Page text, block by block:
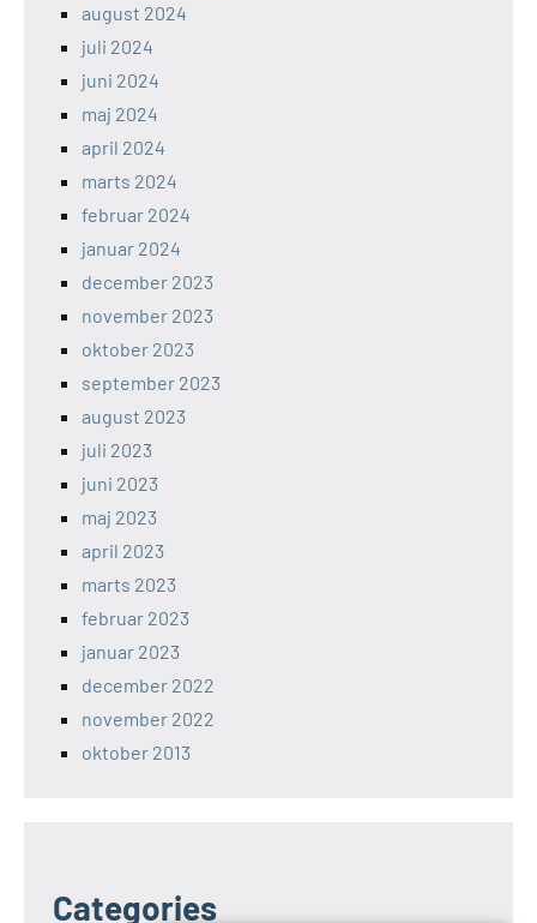
august 2024
juli 2024
juni 2024
maj 2024
april 2024
marts 2024
februar 2024
januar 2024
december 2023
november 2023
oktober 2023
september 2023
august 2023
juli 2023
juni 2023
maj 2023
april 2023
marts 2023
februar 2023
januar 2023
december 2022
november 2022
oktober 2013
Categories